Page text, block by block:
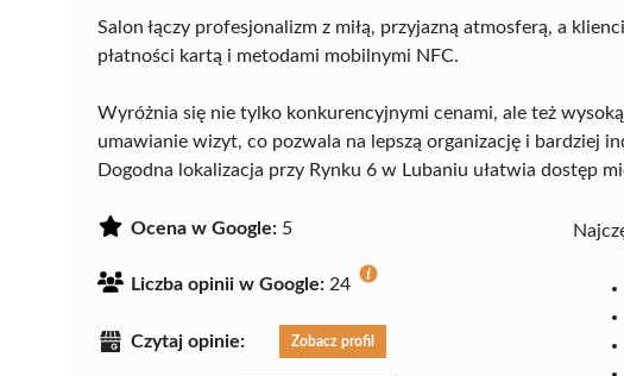
Salon łączy profesjonalizm z miłą, przyjazną atmosferą, a
płatności kartą i metodami mobilnymi NFC.
Wyróżnia się nie tylko konkurencyjnymi cenami, ale też
umawianie wizyt, co pozwala na lepszą organizację i bardziej
Dogodna lokalizacja przy Rynku 6 w Lubaniu ułatwia dostęp
Ocena w Google: 5
Liczba opinii w Google: 24
Czytaj opinie: Zobacz profil